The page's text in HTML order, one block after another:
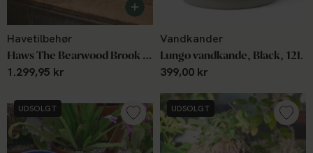
Havetilbehør
Haws The Bearwood Brook 4,5 L graphite
1.299,95 kr
Vandkander
Lungo vandkande, Black, 12L
399,00 kr
UDSOLGT UDSOLGT